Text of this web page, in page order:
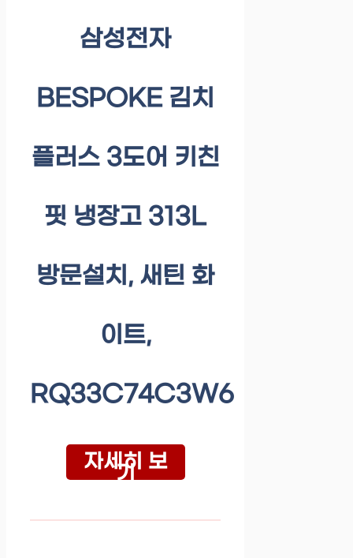
삼성전자
BESPOKE 김치
플러스 3도어 키친
핏 냉장고 313L
방문설치, 새틴 화
이트,
RQ33C74C3W6
자세히 보
기